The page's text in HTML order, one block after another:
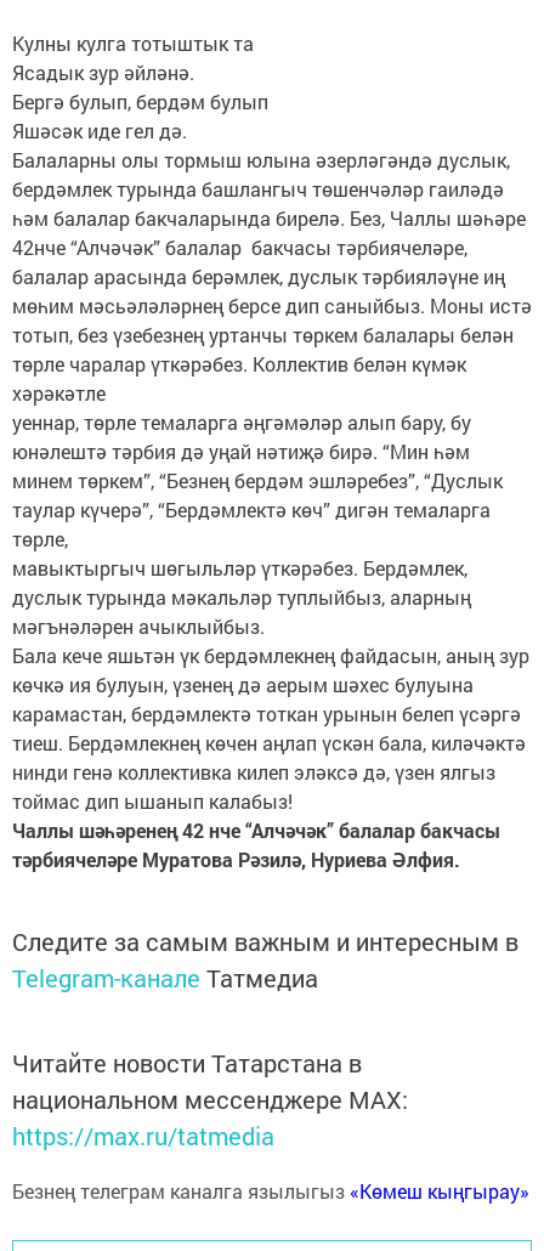
Кулны кулга тотыштык та
Ясадык зур әйләнә.
Бергә булып, бердәм булып
Яшәсәк иде гел дә.
Балаларны олы тормыш юлына әзерләгәндә дуслык,
бердәмлек турында башлангыч төшенчәләр гаиләдә
һәм балалар бакчаларында бирелә. Без, Чаллы шәһәре
42нче “Алчәчәк” балалар бакчасы тәрбиячеләре,
балалар арасында берәмлек, дуслык тәрбияләүне иң
мөһим мәсьәләләрнең берсе дип саныйбыз. Моны истә
тотып, без үзебезнең уртанчы төркем балалары белән
төрле чаралар үткәрәбез. Коллектив белән күмәк
хәрәкәтле
уеннар, төрле темаларга әңгәмәләр алып бару, бу
юнәлештә тәрбия дә уңай нәтиҗә бирә. “Мин һәм
минем төркем”, “Безнең бердәм эшләребез”, “Дуслык
таулар күчерә”, “Бердәмлектә көч” дигән темаларга
төрле,
мавыктыргыч шөгыльләр үткәрәбез. Бердәмлек,
дуслык турында мәкальләр туплыйбыз, аларның
мәгънәләрен ачыклыйбыз.
Бала кече яшьтән үк бердәмлекнең файдасын, аның зур
көчкә ия булуын, үзенең дә аерым шәхес булуына
карамастан, бердәмлектә тоткан урынын белеп үсәргә
тиеш. Бердәмлекнең көчен аңлап үскән бала, киләчәктә
нинди генә коллективка килеп эләксә дә, үзен ялгыз
тоймас дип ышанып калабыз!
Чаллы шәһәренең 42 нче “Алчәчәк” балалар бакчасы
тәрбиячеләре Муратова Рәзилә, Нуриева Әлфия.
Следите за самым важным и интересным в
Telegram-канале Татмедиа
Читайте новости Татарстана в
национальном мессенджере MАХ:
https://max.ru/tatmedia
Безнең телеграм каналга язылыгыз «Көмеш кыңгырау»